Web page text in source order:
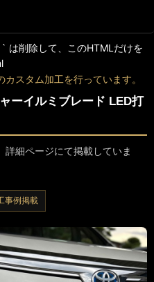
` は削除して、このHTMLだけを
スタム加工を行っています。
ーイルミブレード LED打
細ページにて掲載していま
事例掲載